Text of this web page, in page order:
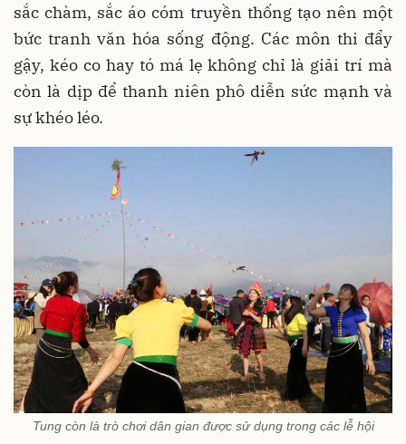
sắc chàm, sắc áo cóm truyền thống tạo nên một
bức tranh văn hóa sống động. Các môn thi đẩy
gậy, kéo co hay tó má lẹ không chỉ là giải trí mà
còn là dịp để thanh niên phô diễn sức mạnh và
sự khéo léo.
Tung còn là trò chơi dân gian được sử dụng trong các lễ hội